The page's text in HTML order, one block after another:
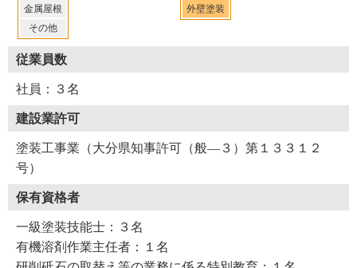
（２０２３年２月取材）
金属屋根
その他
外壁塗装
従業員数
社員：３名
建設業許可
塗装工事業（大分県知事許可（般―３）第１３３１２
号）
保有資格者
一級塗装技能士：３名
有機溶剤作業主任者：１名